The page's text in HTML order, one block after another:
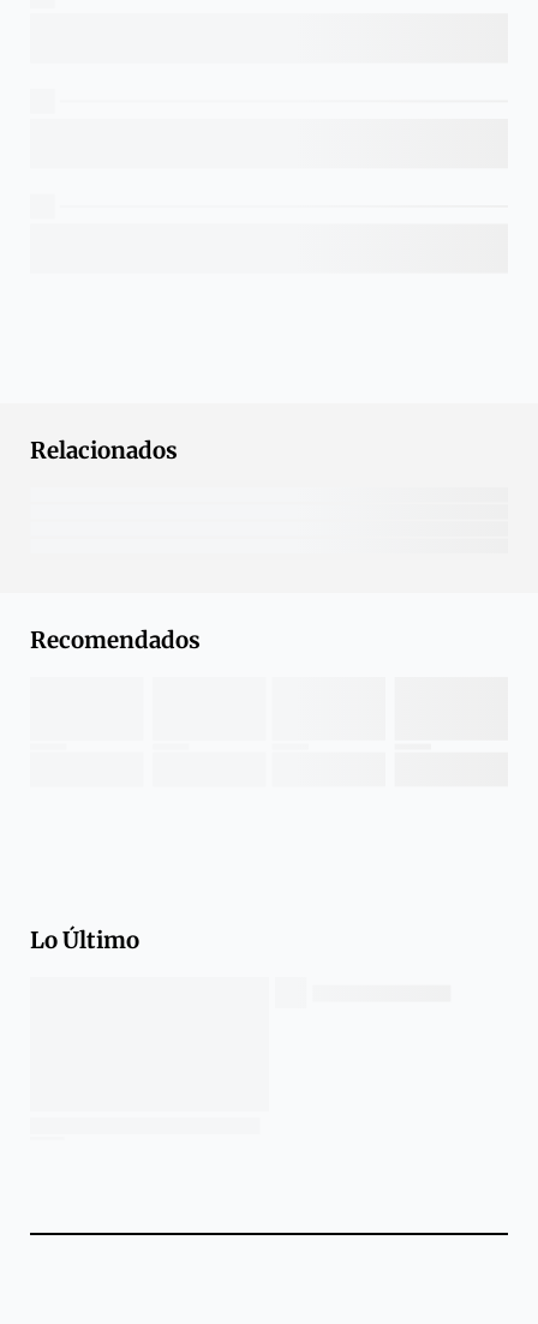
Relacionados
Recomendados
Lo Último